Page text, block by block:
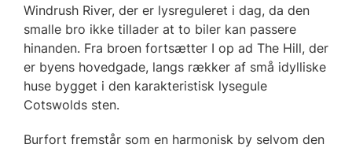
Windrush River, der er lysreguleret i dag, da den
smalle bro ikke tillader at to biler kan passere
hinanden. Fra broen fortsætter I op ad The Hill, der
er byens hovedgade, langs rækker af små idylliske
huse bygget i den karakteristisk lysegule
Cotswolds sten.
Burfort fremstår som en harmonisk by selvom den